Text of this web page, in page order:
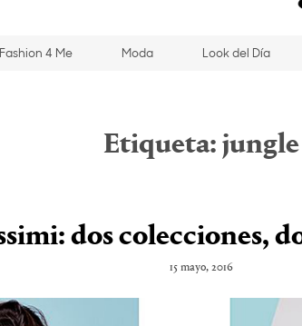
Fashion 4 Me Moda Look del Día
Etiqueta: jungle
dos colecciones,
15 mayo, 2016